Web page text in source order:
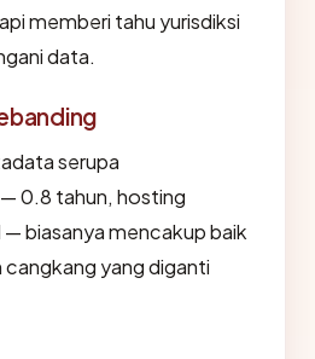
memberi tahu yurisdiksi
data.
serupa
— 0.8 tahun, hosting
— biasanya mencakup baik
cangkang yang diganti